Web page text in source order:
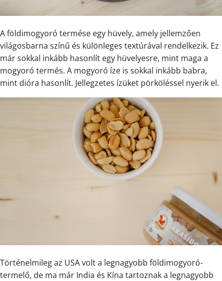
A földimogyoró termése egy hüvely, amely jellemzően
világosbarna színű és különleges textúrával rendelkezik. Ez
már sokkal inkább hasonlít egy hüvelyesre, mint maga a
mogyoró termés. A mogyoró íze is sokkal inkább babra,
mint dióra hasonlít. Jellegzetes ízüket pörköléssel nyerik el.
Történelmileg az USA volt a legnagyobb földimogyoró-
termelő, de ma már India és Kína tartoznak a legnagyobb